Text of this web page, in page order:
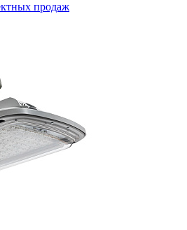
продаж